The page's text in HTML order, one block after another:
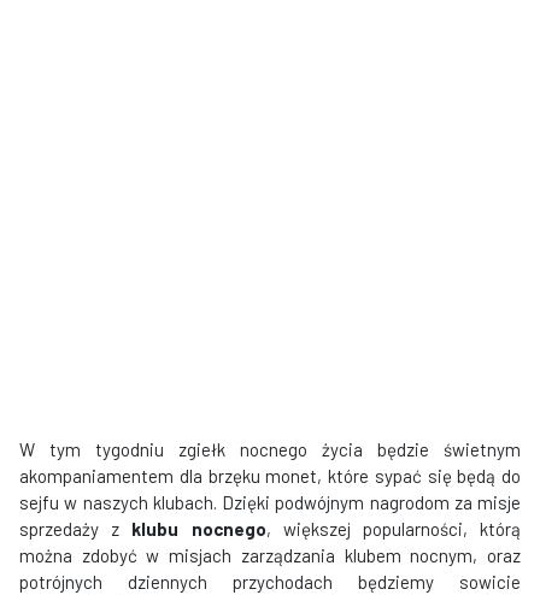
W tym tygodniu zgiełk nocnego życia będzie świetnym
akompaniamentem dla brzęku monet, które sypać się będą do
sejfu w naszych klubach. Dzięki podwójnym nagrodom za misje
sprzedaży z klubu nocnego, większej popularności, którą
można zdobyć w misjach zarządzania klubem nocnym, oraz
potrójnych dziennych przychodach będziemy sowicie